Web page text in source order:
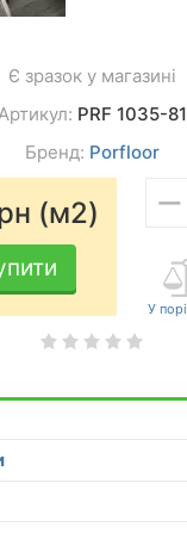
Є зразок у магазині
Артикул: PRF 1035-81
Бренд: Porfloor
(м2) −